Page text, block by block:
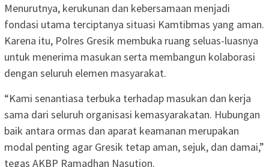
Menurutnya, kerukunan dan kebersamaan menjadi
fondasi utama terciptanya situasi Kamtibmas yang aman.
Karena itu, Polres Gresik membuka ruang seluas-luasnya
untuk menerima masukan serta membangun kolaborasi
dengan seluruh elemen masyarakat.
“Kami senantiasa terbuka terhadap masukan dan kerja
sama dari seluruh organisasi kemasyarakatan. Hubungan
baik antara ormas dan aparat keamanan merupakan
modal penting agar Gresik tetap aman, sejuk, dan damai,”
tegas AKBP Ramadhan Nasution.